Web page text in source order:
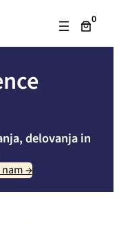
0
delovanja in
→